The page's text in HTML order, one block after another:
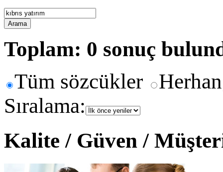
Arama
Toplam: 0 sonuç
Tüm sözcükler
Sıralama:
Kalite / Güven /